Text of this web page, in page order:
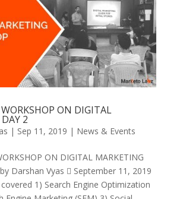
ON DIGITAL
2
| Sep 11, 2019 | News & Events
ON DIGITAL MARKETING
Darshan Vyas  September 11, 2019
1) Search Engine Optimization